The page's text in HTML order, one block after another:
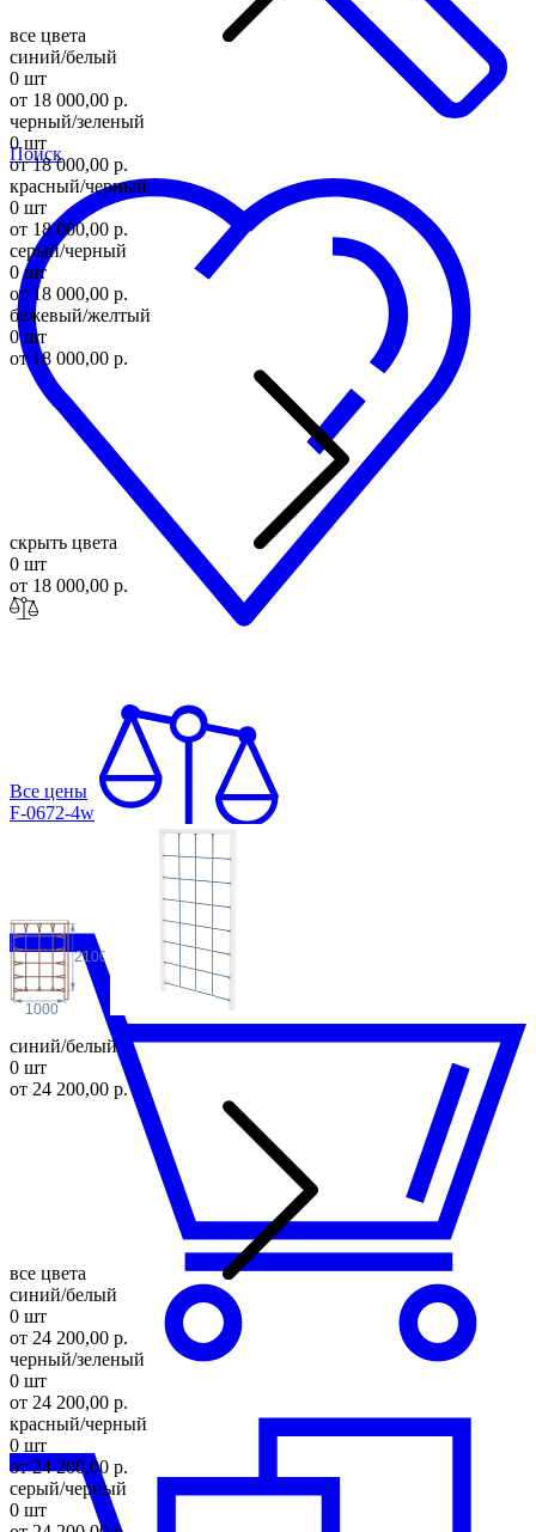
Поиск
все цвета
синий/белый
0 шт
от 18 000,00 р.
черный/зеленый
0 шт
от 18 000,00 р.
красный/черный
0 шт
от 18 000,00 р.
серый/черный
0 шт
от 18 000,00 р.
бежевый/желтый
0 шт
от 18 000,00 р.
скрыть цвета
0 шт
от 18 000,00 р.
Все цены
F-0672-4w
2100
1000
синий/белый
0 шт
от 24 200,00 р.
все цвета
синий/белый
0 шт
от 24 200,00 р.
черный/зеленый
0 шт
от 24 200,00 р.
красный/черный
0 шт
от 24 200,00 р.
серый/черный
0 шт